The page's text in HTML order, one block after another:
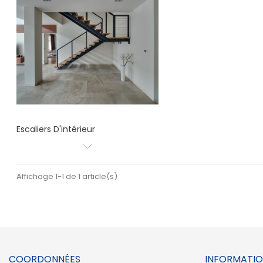
Escaliers D'intérieur
Affichage 1-1 de 1 article(s)
COORDONNÉES